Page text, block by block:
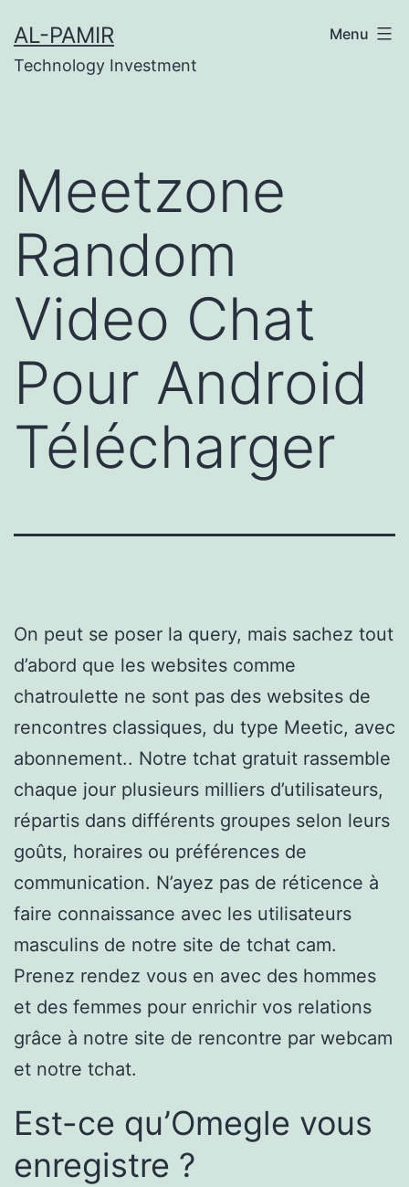
to
content
AL-PAMIR
Technology Investment
Menu
Meetzone
Random
Video Chat
Pour Android
Télécharger
On peut se poser la query, mais sachez tout
d’abord que les websites comme
chatroulette ne sont pas des websites de
rencontres classiques, du type Meetic, avec
abonnement.. Notre tchat gratuit rassemble
chaque jour plusieurs milliers d’utilisateurs,
répartis dans différents groupes selon leurs
goûts, horaires ou préférences de
communication. N’ayez pas de réticence à
faire connaissance avec les utilisateurs
masculins de notre site de tchat cam.
Prenez rendez vous en avec des hommes
et des femmes pour enrichir vos relations
grâce à notre site de rencontre par webcam
et notre tchat.
Est-ce qu’Omegle vous
enregistre ?